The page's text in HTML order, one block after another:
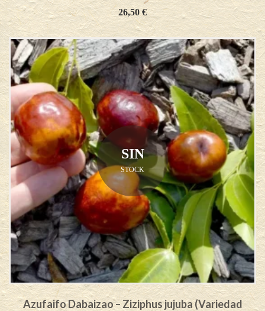
26,50€
SIN
STOCK
Azufaifo Dabaizao – Ziziphus jujuba (Variedad